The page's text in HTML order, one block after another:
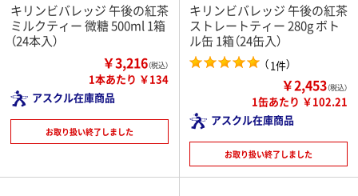
キリンビバレッジ 午後の紅茶
ミルクティー 微糖 500ml 1箱
（24本入）
￥3,216（税込）
1本あたり ￥134
アスクル在庫商品
お取り扱い終了しました
キリンビバレッジ 午後の紅茶
ストレートティー 280g ボト
ル缶 1箱（24缶入）
（1件）
￥2,453（税込）
1缶あたり ￥102.21
アスクル在庫商品
お取り扱い終了しました